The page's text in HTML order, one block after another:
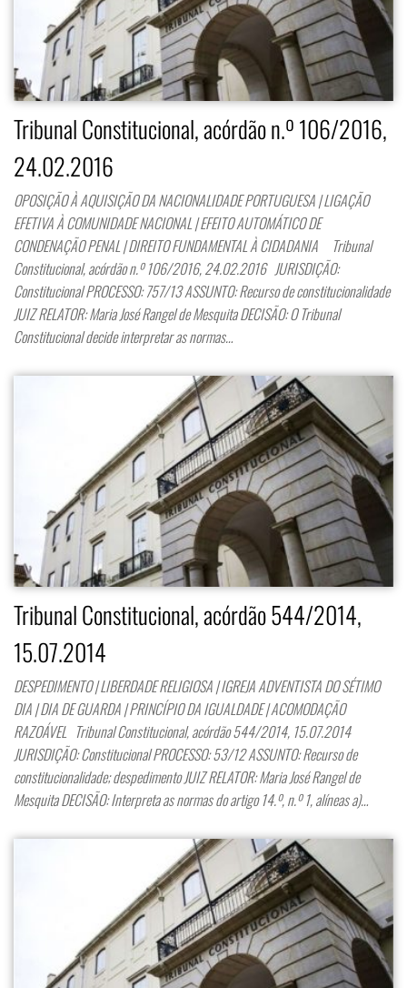
Tribunal Constitucional, acórdão n.º 106/2016,
24.02.2016
OPOSIÇÃO À AQUISIÇÃO DA NACIONALIDADE PORTUGUESA | LIGAÇÃO
EFETIVA À COMUNIDADE NACIONAL | EFEITO AUTOMÁTICO DE
CONDENAÇÃO PENAL | DIREITO FUNDAMENTAL À CIDADANIA Tribunal
Constitucional, acórdão n.º 106/2016, 24.02.2016 JURISDIÇÃO:
Constitucional PROCESSO: 757/13 ASSUNTO: Recurso de constitucionalidade
JUIZ RELATOR: Maria José Rangel de Mesquita DECISÃO: O Tribunal
Constitucional decide interpretar as normas…
Tribunal Constitucional, acórdão 544/2014,
15.07.2014
DESPEDIMENTO | LIBERDADE RELIGIOSA | IGREJA ADVENTISTA DO SÉTIMO
DIA | DIA DE GUARDA | PRINCÍPIO DA IGUALDADE | ACOMODAÇÃO
RAZOÁVEL Tribunal Constitucional, acórdão 544/2014, 15.07.2014
JURISDIÇÃO: Constitucional PROCESSO: 53/12 ASSUNTO: Recurso de
constitucionalidade; despedimento JUIZ RELATOR: Maria José Rangel de
Mesquita DECISÃO: Interpreta as normas do artigo 14.º, n.º 1, alíneas a)…